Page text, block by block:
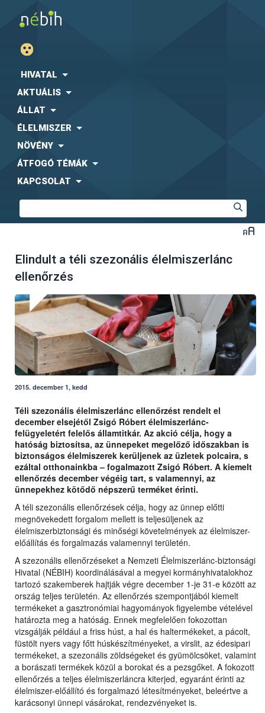
HIVATAL
AKTUÁLIS
ÁLLAT
ÉLELMISZER
NÖVÉNY
ÁTFOGÓ TÉMÁK
KAPCSOLAT
Elindult a téli szezonális élelmiszerlánc
ellenőrzés
2015. december 1, kedd
Téli szezonális élelmiszerlánc ellenőrzést rendelt el
december elsejétől Zsigó Róbert élelmiszerlánc-
felügyeletért felelős államtitkár. Az akció célja, hogy a
hatóság biztosítsa, az ünnepeket megelőző időszakban is
biztonságos élelmiszerek kerüljenek az üzletek polcaira, s
ezáltal otthonainkba – fogalmazott Zsigó Róbert. A kiemelt
ellenőrzés december végéig tart, s valamennyi, az
ünnepekhez kötődő népszerű terméket érinti.
A téli szezonális ellenőrzések célja, hogy az ünnep előtti
megnövekedett forgalom mellett is teljesüljenek az
élelmiszerbiztonsági és minőségi követelmények az élelmiszer-
előállítás és forgalmazás valamennyi területén.
A szezonális ellenőrzéseket a Nemzeti Élelmiszerlánc-biztonsági
Hivatal (NÉBIH) koordinálásával a megyei kormányhivatalokhoz
tartozó szakemberek hajtják végre december 1-je 31-e között az
ország teljes területén. Az ellenőrzés szempontjából kiemelt
termékeket a gasztronómiai hagyományok figyelembe vételével
határozta meg a hatóság. Ennek megfelelően fokozottan
vizsgálják például a friss húst, a hal és haltermékeket, a pácolt,
füstölt nyers vagy főtt húskészítményeket, a virslit, az édesipari
termékeket, a szezonális zöldségeket és gyümölcsöket, valamint
a borászati termékek közül a borokat és a pezsgőket. A fokozott
ellenőrzés a teljes élelmiszerláncra kiterjed, egyaránt érinti az
élelmiszer-előállító és forgalmazó létesítményeket, beleértve a
karácsonyi ünnepi vásárokat, rendezvényeket is.